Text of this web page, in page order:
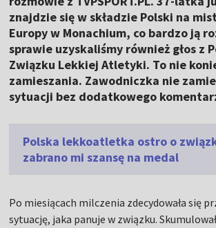
znajdzie się w składzie Polski na
Europy w Monachium, co bardzo ją
sprawie uzyskaliśmy również głos z
Związku Lekkiej Atletyki. To nie
zamieszania. Zawodniczka nie
sytuacji bez dodatkowego
Polska lekkoatletka ostro o
zabrano mi szansę na medal
Po miesiącach milczenia zdecydowała się
sytuację, jaka panuje w związku.